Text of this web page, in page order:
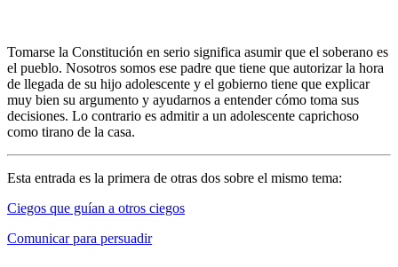
Tomarse la Constitución en serio significa asumir que el soberano es
el pueblo. Nosotros somos ese padre que tiene que autorizar la hora
de llegada de su hijo adolescente y el gobierno tiene que explicar
muy bien su argumento y ayudarnos a entender cómo toma sus
decisiones. Lo contrario es admitir a un adolescente caprichoso
como tirano de la casa.
Esta entrada es la primera de otras dos sobre el mismo tema:
Ciegos que guían a otros ciegos
Comunicar para persuadir